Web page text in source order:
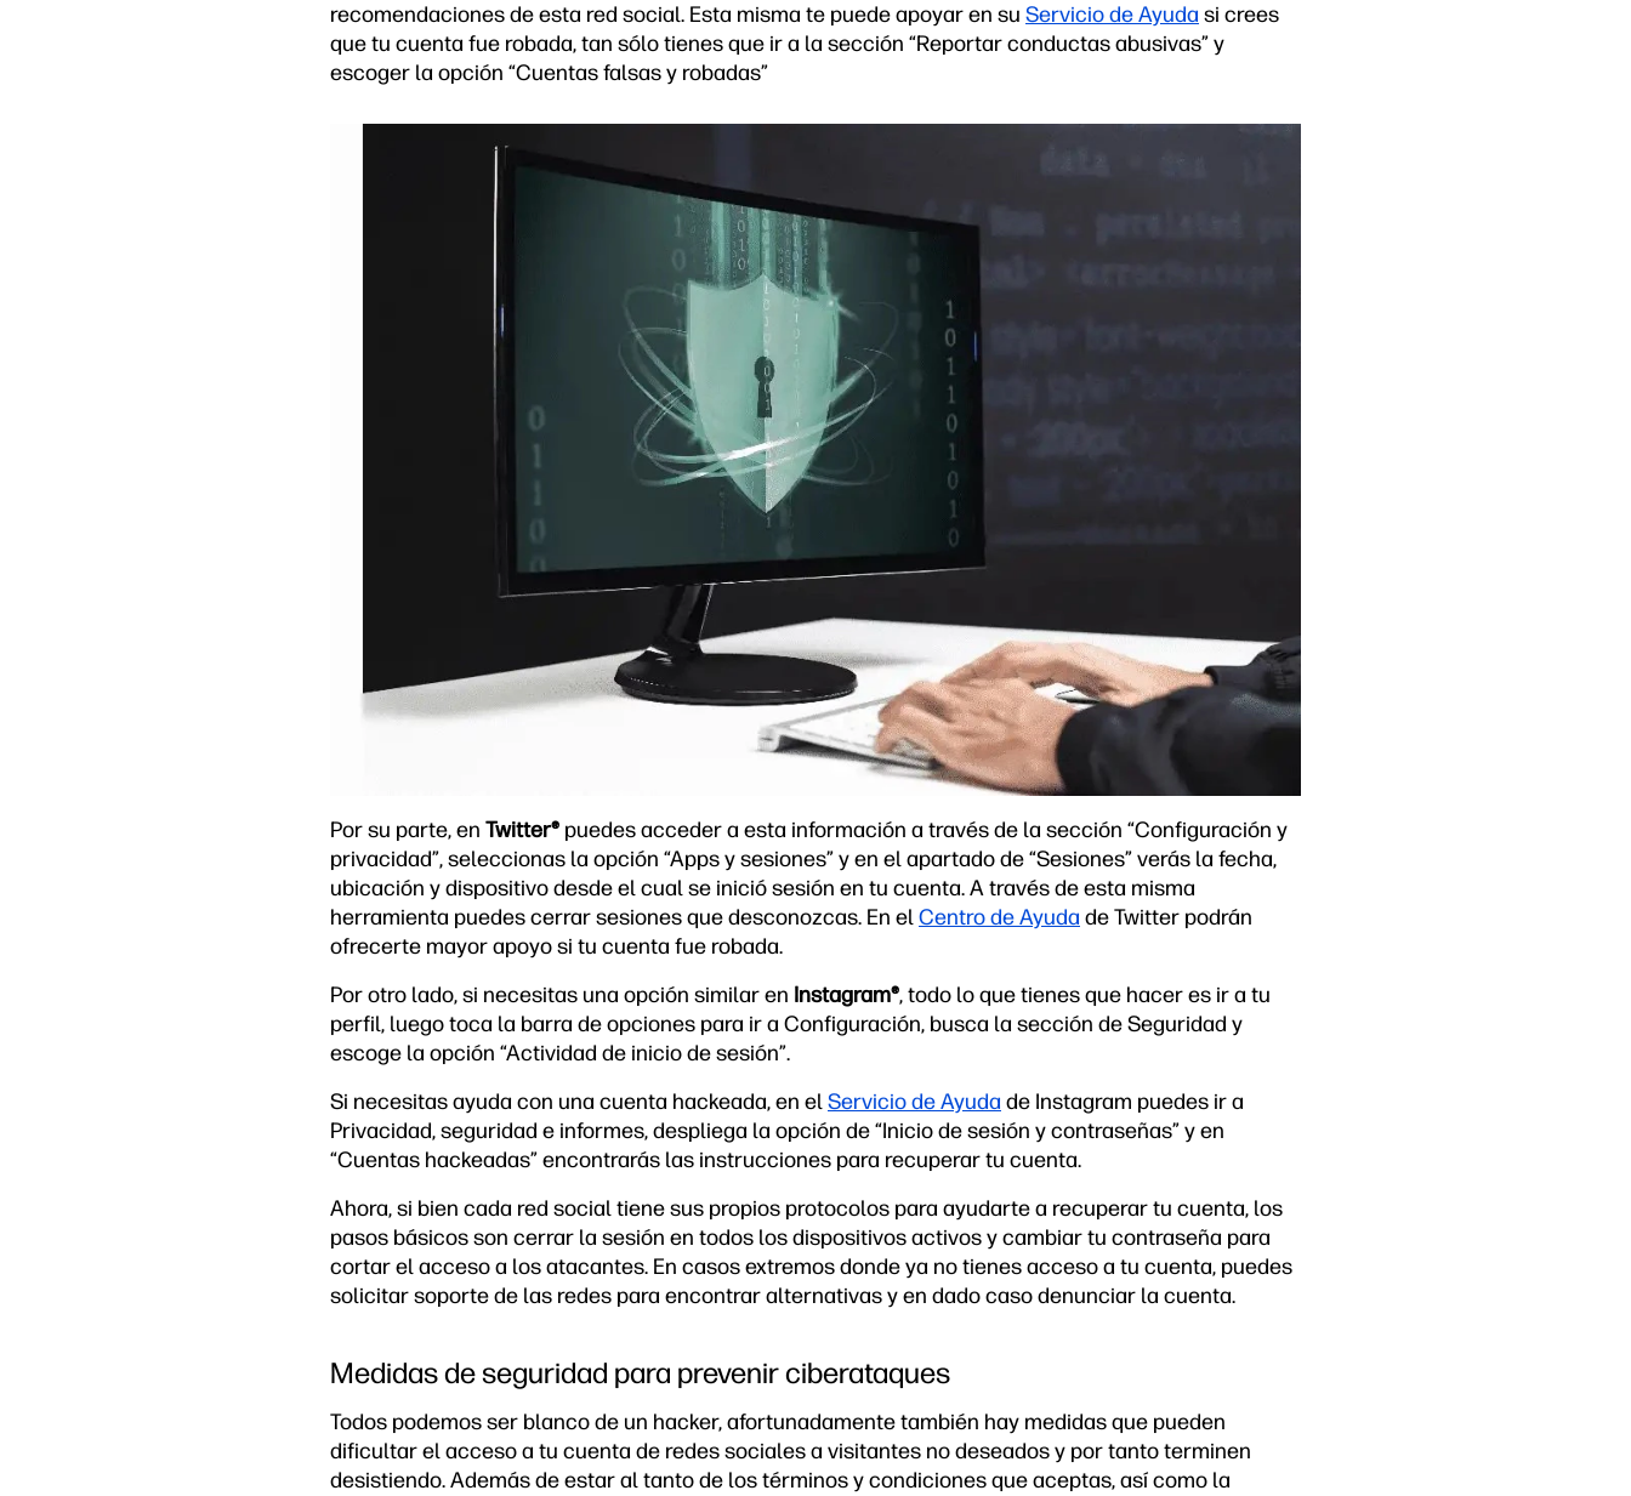
recomendaciones de esta red social. Esta misma te puede apoyar en su Servicio de Ayuda si crees
que tu cuenta fue robada, tan sólo tienes que ir a la sección “Reportar conductas abusivas” y
escoger la opción “Cuentas falsas y robadas”
Por su parte, en Twitter® puedes acceder a esta información a través de la sección “Configuración y
privacidad”, seleccionas la opción “Apps y sesiones” y en el apartado de “Sesiones” verás la fecha,
ubicación y dispositivo desde el cual se inició sesión en tu cuenta. A través de esta misma
herramienta puedes cerrar sesiones que desconozcas. En elCentro de Ayuda de Twitter podrán
ofrecerte mayor apoyo si tu cuenta fue robada.
Por otro lado, si necesitas una opción similar en Instagram®, todo lo que tienes que hacer es ir a tu
perfil, luego toca la barra de opciones para ir a Configuración, busca la sección de Seguridad y
escoge la opción “Actividad de inicio de sesión”.
Si necesitas ayuda con una cuenta hackeada, en elServicio de Ayuda de Instagram puedes ir a
Privacidad, seguridad e informes, despliega la opción de “Inicio de sesión y contraseñas” y en
“Cuentas hackeadas” encontrarás las instrucciones para recuperar tu cuenta.
Ahora, si bien cada red social tiene sus propios protocolos para ayudarte a recuperar tu cuenta, los
pasos básicos son cerrar la sesión en todos los dispositivos activos y cambiar tu contraseña para
cortar el acceso a los atacantes. En casos extremos donde ya no tienes acceso a tu cuenta, puedes
solicitar soporte de las redes para encontrar alternativas y en dado caso denunciar la cuenta.
Medidas de seguridad para prevenir ciberataques
Todos podemos ser blanco de un hacker, afortunadamente también hay medidas que pueden
dificultar el acceso a tu cuenta de redes sociales a visitantes no deseados y por tanto terminen
desistiendo. Además de estar al tanto de los términos y condiciones que aceptas, así como la